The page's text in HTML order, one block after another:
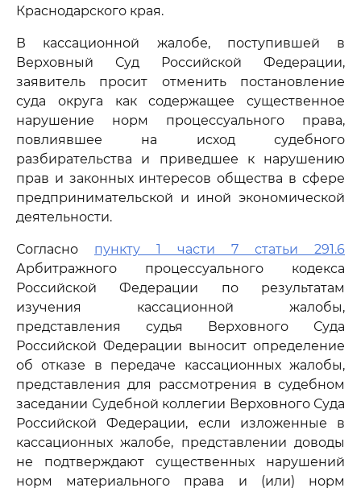
Краснодарского края.
В кассационной жалобе, поступившей в
Верховный Суд Российской Федерации,
заявитель просит отменить постановление
суда округа как содержащее существенное
нарушение норм процессуального права,
повлиявшее на исход судебного
разбирательства и приведшее к нарушению
прав и законных интересов общества в сфере
предпринимательской и иной экономической
деятельности.
Согласно пункту 1 части 7 статьи 291.6
Арбитражного процессуального кодекса
Российской Федерации по результатам
изучения кассационной жалобы,
представления судья Верховного Суда
Российской Федерации выносит определение
об отказе в передаче кассационных жалобы,
представления для рассмотрения в судебном
заседании Судебной коллегии Верховного Суда
Российской Федерации, если изложенные в
кассационных жалобе, представлении доводы
не подтверждают существенных нарушений
норм материального права и (или) норм